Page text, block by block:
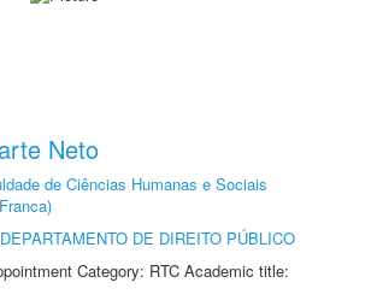
Neto
de Ciências Humanas e Sociais
DEPARTAMENTO DE DIREITO PÚBLICO
Category: RTC Academic title: